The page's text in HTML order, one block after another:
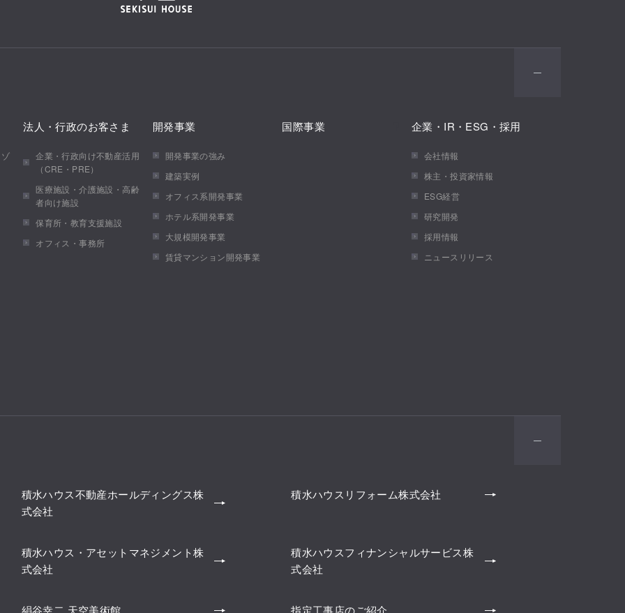
法人・行政のお客さま
企業・行政向け不動産活用
（CRE・PRE）
医療施設・介護施設・高齢
者向け施設
保育所・教育支援施設
オフィス・事務所
開発事業
開発事業の強み
建築実例
オフィス系開発事業
ホテル系開発事業
大規模開発事業
賃貸マンション開発事業
国際事業 企業・IR・ESG・採用
会社情報
株主・投資家情報
ESG経営
研究開発
採用情報
ニュースリリース
積水ハウス不動産ホールディングス株
式会社
積水ハウスリフォーム株式会社
積水ハウス・アセットマネジメント株
式会社
積水ハウスフィナンシャルサービス株
式会社